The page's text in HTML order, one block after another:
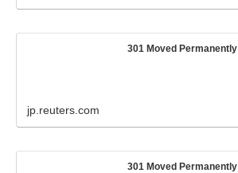
301 Moved Permanently
jp.reuters.com
301 Moved Permanently